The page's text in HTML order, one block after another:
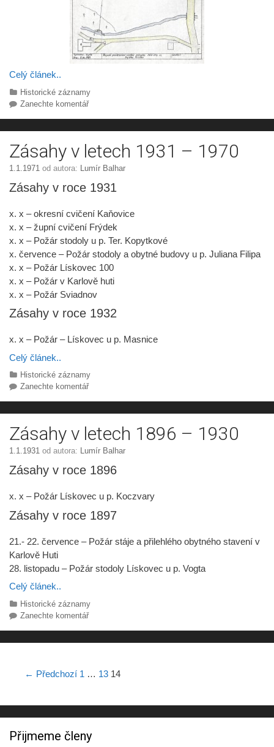
Celý článek..
Rubriky
Historické záznamy
Zanechte komentář
Zásahy v letech 1931 – 1970
1.1.1971 od autora: Lumír Balhar
Zásahy v roce 1931
x. x – okresní cvičení Kaňovice
x. x – župní cvičení Frýdek
x. x – Požár stodoly u p. Ter. Kopytkové
x. července – Požár stodoly a obytné budovy u p. Juliana Filipa
x. x – Požár Lískovec 100
x. x – Požár v Karlově huti
x. x – Požár Sviadnov
Zásahy v roce 1932
x. x – Požár – Lískovec u p. Masnice
Celý článek..
Rubriky
Historické záznamy
Zanechte komentář
Zásahy v letech 1896 – 1930
1.1.1931 od autora: Lumír Balhar
Zásahy v roce 1896
x. x – Požár Lískovec u p. Koczvary
Zásahy v roce 1897
21.- 22. července – Požár stáje a přilehlého obytného stavení v
Karlově Huti
28. listopadu – Požár stodoly Lískovec u p. Vogta
Celý článek..
Rubriky
Historické záznamy
Zanechte komentář
Navigace
← Předchozí 1 … 13 14
Přijmeme členy